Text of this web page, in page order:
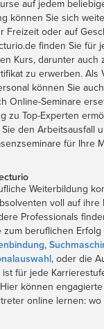
auf jedem
können Sie sich
Freizeit oder auf
finden Sie für
Kurs, darunter auch
zu erwerben. Als
können Sie
Online-Seminare
zu Top-Experten
den Arbeitsausfall
für Ihre
Weiterbildung
voll auf ihre
Professionals
beruflichen Erfolg
,
, oder die
ist für jede
können
online lernen: wo